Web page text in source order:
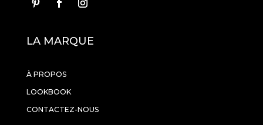
LA MARQUE
À PROPOS
LOOKBOOK
CONTACTEZ-NOUS